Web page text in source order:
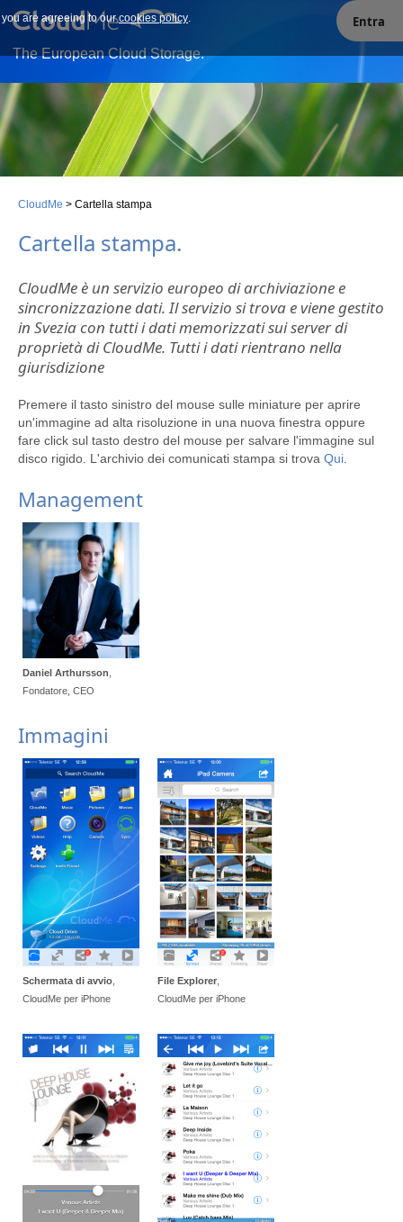
Our site uses cookies. By continuing to use our site you are
agreeing to our cookies policy.
you are agreeing to ourcookies policy.
The European Cloud Storage.
Entra
CloudMe > Cartella stampa
Cartella stampa.
CloudMe è un servizio europeo di archiviazione e
sincronizzazione dati. Il servizio si trova e viene gestito
in Svezia con tutti i dati memorizzati sui server di
proprietà di CloudMe. Tutti i dati rientrano nella
giurisdizione
Premere il tasto sinistro del mouse sulle miniature per aprire
un'immagine ad alta risoluzione in una nuova finestra oppure
fare click sul tasto destro del mouse per salvare l'immagine sul
disco rigido. L'archivio dei comunicati stampa si trova Qui
Management
Daniel Arthursson
Fondatore, CEO
Immagini
Schermata di avvio
CloudMe per iPhone
File Explorer
CloudMe per iPhone